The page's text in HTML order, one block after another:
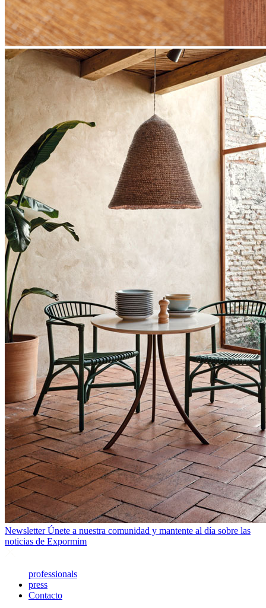
Newsletter Únete a nuestra comunidad y mantente al día sobre las
noticias de Expormim
professionals
press
Contacto